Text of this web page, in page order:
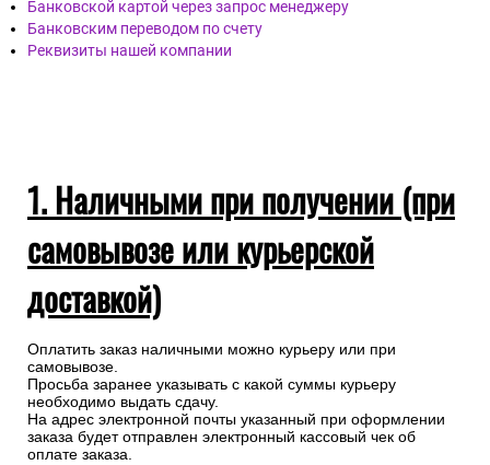
Банковской картой через запрос менеджеру
Банковским переводом по счету
Реквизиты нашей компании
1. Наличными при получении (при
самовывозе или курьерской
доставкой)
Оплатить заказ наличными можно курьеру или при
самовывозе.
Просьба заранее указывать с какой суммы курьеру
необходимо выдать сдачу.
На адрес электронной почты указанный при оформлении
заказа будет отправлен электронный кассовый чек об
оплате заказа.